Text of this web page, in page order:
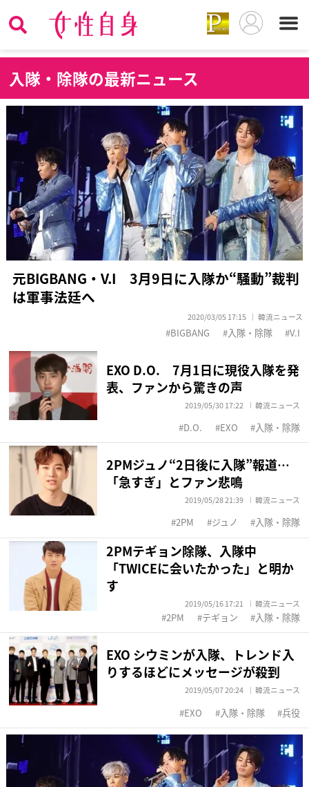
入隊・除隊の最新ニュース
元BIGBANG・V.I 3月9日に入隊か“騒動”裁判
は軍事法廷へ
2020/03/05 17:15 韓流ニュース
BIGBANG 入隊・除隊 V.I
EXO D.O. 7月1日に現役入隊を発
表、ファンから驚きの声
2019/05/30 17:22 韓流ニュース
D.O. EXO 入隊・除隊
2PMジュノ“2日後に入隊”報道…
「急すぎ」とファン悲鳴
2019/05/28 21:39 韓流ニュース
2PM ジュノ 入隊・除隊
2PMテギョン除隊、入隊中
「TWICEに会いたかった」と明か
す
2019/05/16 17:21 韓流ニュース
2PM テギョン 入隊・除隊
EXO シウミンが入隊、トレンド入
りするほどにメッセージが殺到
2019/05/07 20:24 韓流ニュース
EXO 入隊・除隊 兵役